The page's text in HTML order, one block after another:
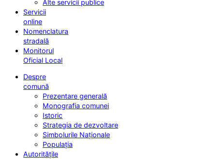
Alte servicii publice
Servicii
online
Nomenclatura
stradală
Monitorul
Oficial Local
Despre
comună
Prezentare generală
Monografia comunei
Istoric
Strategia de dezvoltare
Simbolurile Naționale
Populația
Autoritățile